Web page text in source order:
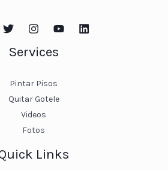
Services
Pintar Pisos
Quitar Gotele
Videos
Fotos
Links